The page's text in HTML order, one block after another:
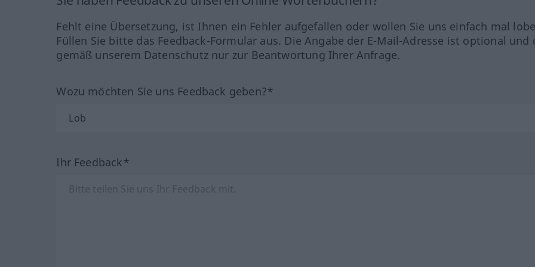
Fehlt eine Übersetzung, ist Ihnen ein Fehler aufgefallen oder wollen Sie uns einfach mal
Füllen Sie bitte das Feedback-Formular aus. Die Angabe der E-Mail-Adresse ist optional und
gemäß unserem Datenschutz nur zur Beantwortung Ihrer Anfrage.
Wozu möchten Sie uns Feedback geben?*
Ihr Feedback*